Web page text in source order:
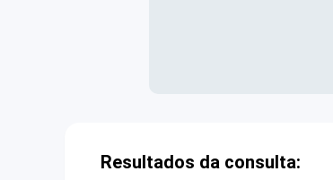
Resultados da consulta: